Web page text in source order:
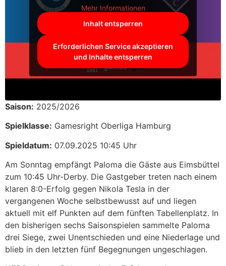
Mehr Informationen
Inhalt entsperren
Erforderlichen Service akzeptieren
und Inhalte entsperren
Saison: 2025/2026
Spielklasse: Gamesright Oberliga Hamburg
Spieldatum: 07.09.2025 10:45 Uhr
Am Sonntag empfängt Paloma die Gäste aus Eimsbüttel
zum 10:45 Uhr-Derby. Die Gastgeber treten nach einem
klaren 8:0-Erfolg gegen Nikola Tesla in der
vergangenen Woche selbstbewusst auf und liegen
aktuell mit elf Punkten auf dem fünften Tabellenplatz. In
den bisherigen sechs Saisonspielen sammelte Paloma
drei Siege, zwei Unentschieden und eine Niederlage und
blieb in den letzten fünf Begegnungen ungeschlagen.